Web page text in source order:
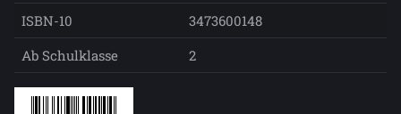
ISBN-10
3473600148
Ab Schulklasse
2